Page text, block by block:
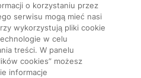
plików cookie
o korzystaniu przez
serwisu mogą mieć nasi
wykorzystują pliki cookie
w celu
treści. W panelu
cookies” możesz
informacje